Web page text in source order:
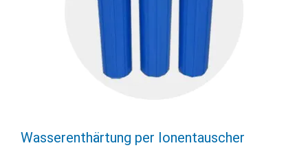
Wasserenthärtung per Ionentauscher